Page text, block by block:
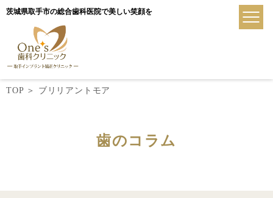
茨城県取手市の総合歯科医院で美しい笑顔を
TOP＞ ブリリアントモア
歯のコラム